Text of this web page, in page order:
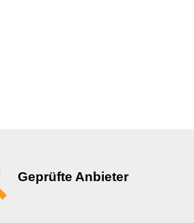
Geprüfte Anbieter